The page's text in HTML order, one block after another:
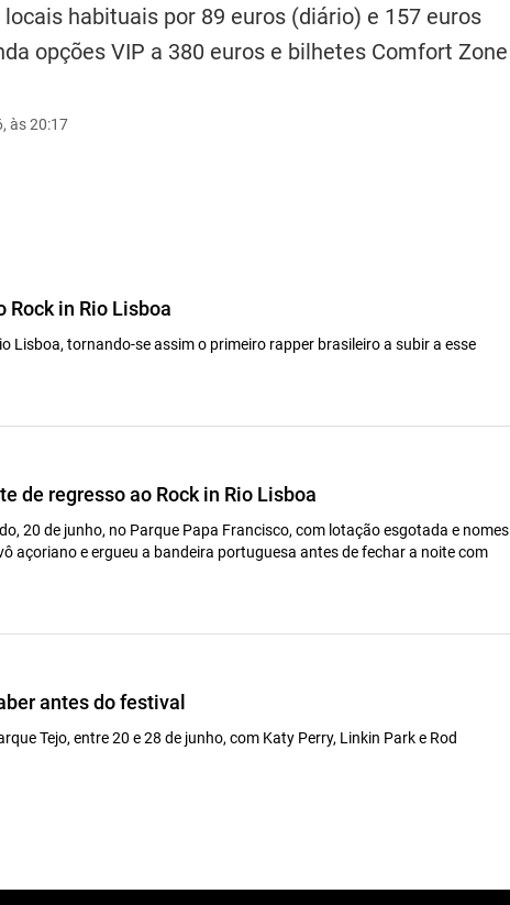
habituais por 89 euros (diário) e 157 euros
opções VIP a 380 euros e bilhetes Comfort Zone
às 20:17
in Rio Lisboa
Lisboa, tornando-se assim o primeiro rapper brasileiro a subir a esse
de regresso ao Rock in Rio Lisboa
20 de junho, no Parque Papa Francisco, com lotação esgotada e nomes
açoriano e ergueu a bandeira portuguesa antes de fechar a noite com
antes do festival
Tejo, entre 20 e 28 de junho, com Katy Perry, Linkin Park e Rod